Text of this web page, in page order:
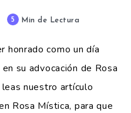
5 Min de Lectura
honrado como un día
su advocación de Rosa
nuestro artículo
Rosa Mística, para que